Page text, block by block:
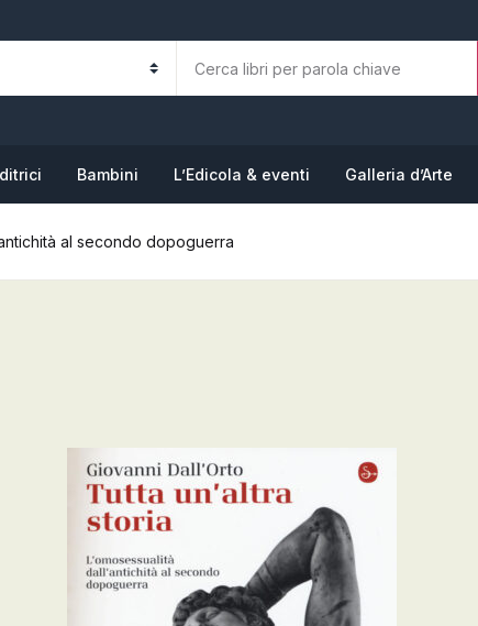
Bambini L’Edicola & eventi Galleria d’Arte
La tua
al secondo dopoguerra